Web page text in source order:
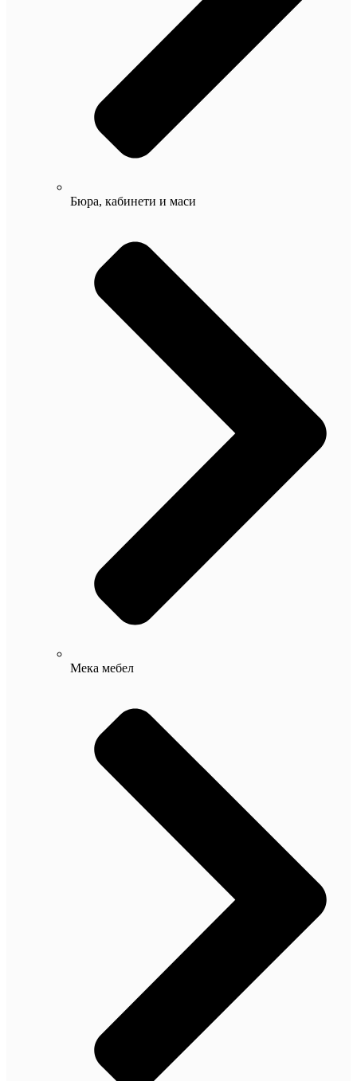
Бюра, кабинети и маси
Мека мебел